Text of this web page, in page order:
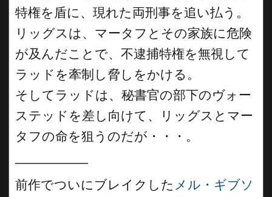
特権を盾に、現れた両刑事を追い払う。
リッグスは、マータフとその家族に危険
が及んだことで、不逮捕特権を無視して
ラッドを牽制し脅しをかける。
そしてラッドは、秘書官の部下のヴォー
ステッドを差し向けて、リッグスとマー
タフの命を狙うのだが・・・。
前作でついにブレイクした メル・ギブソ